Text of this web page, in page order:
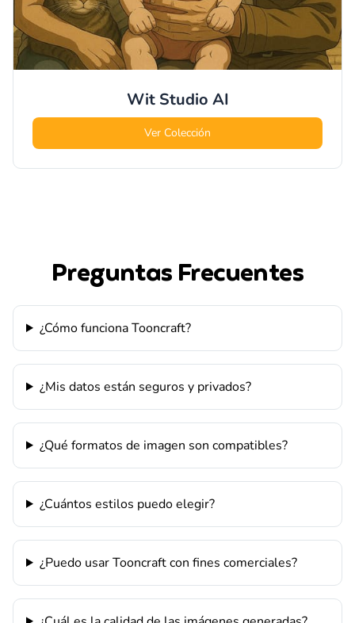
Wit Studio AI
Ver Colección
Preguntas Frecuentes
¿Cómo funciona Tooncraft?
¿Mis datos están seguros y privados?
¿Qué formatos de imagen son compatibles?
¿Cuántos estilos puedo elegir?
¿Puedo usar Tooncraft con fines comerciales?